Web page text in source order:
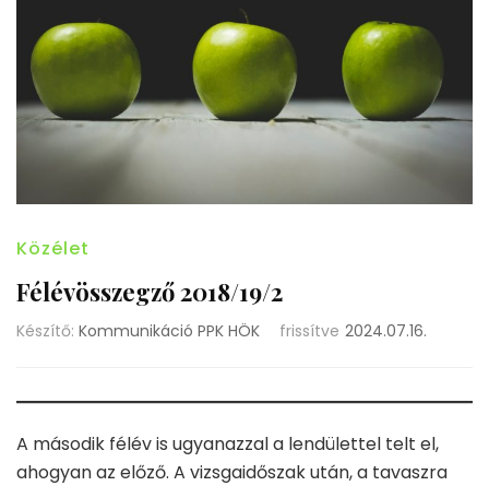
Közélet
Félévösszegző 2018/19/2
Készítő: Kommunikáció PPK HÖK frissítve 2024.07.16.
A második félév is ugyanazzal a lendülettel telt el,
ahogyan az előző. A vizsgaidőszak után, a tavaszra